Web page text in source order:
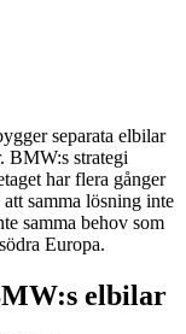
separata elbilar
BMW:s strategi
har flera gånger
samma lösning inte
samma behov som
Europa.
elbilar